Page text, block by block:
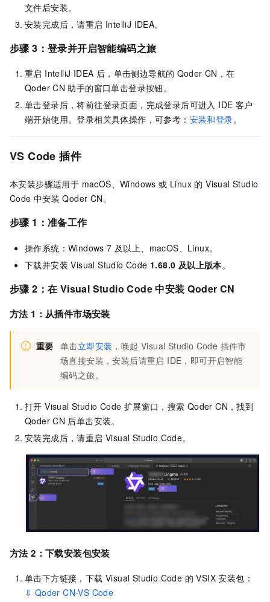
文件后安装。
安装完成后，请重启 IntelliJ IDEA。
步骤 3：登录并开启智能编码之旅
重启 IntelliJ IDEA 后，单击侧边导航的 Qoder CN ，在
Qoder CN 助手的窗口单击登录按钮。
单击登录后，将前往登录页面，完成登录后可进入 IDE 客户
端开始使用。登录相关具体操作，可参考： 安装和登录。
VS Code 插件
本安装步骤适用于 macOS、Windows 或 Linux 的 Visual Studio
Code 中安装 Qoder CN。
步骤 1：准备工作
操作系统：Windows 7 及以上、macOS、Linux。
下载并安装 Visual Studio Code 1.68.0 及以上版本。
步骤 2：在 Visual Studio Code 中安装 Qoder CN
方法 1：从插件市场安装
重要 单击立即安装 ，唤起 Visual Studio Code 插件市
场直接安装，安装后请重启 IDE，即可开启智能
编码之旅。
打开 Visual Studio Code 扩展窗口，搜索 Qoder CN，找到
Qoder CN 后单击安装。
安装完成后，请重启 Visual Studio Code。
方法 2：下载安装包安装
单击下方链接，下载 Visual Studio Code 的 VSIX 安装包：
⇩ Qoder CN-VS Code